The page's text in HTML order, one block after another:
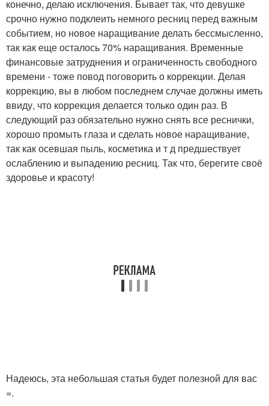
конечно, делаю исключения. Бывает так, что девушке
срочно нужно подклеить немного ресниц перед важным
событием, но новое наращивание делать бессмысленно,
так как еще осталось 70% наращивания. Временные
финансовые затруднения и ограниченность свободного
времени - тоже повод поговорить о коррекции. Делая
коррекцию, вы в любом последнем случае должны иметь
ввиду, что коррекция делается только один раз. В
следующий раз обязательно нужно снять все реснички,
хорошо промыть глаза и сделать новое наращивание,
так как осевшая пыль, косметика и т д предшествует
ослаблению и выпадению ресниц. Так что, берегите своё
здоровье и красоту!
Надеюсь, эта небольшая статья будет полезной для вас
=.